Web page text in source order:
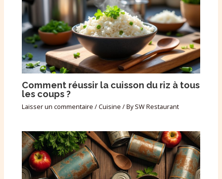
Comment réussir la cuisson du riz à tous
les coups ?
Laisser un commentaire /Cuisine / BySW Restaurant